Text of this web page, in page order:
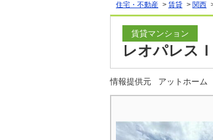
住宅・不動産 > 賃貸 > 関西
賃貸マンション
レオパレス
情報提供元 アットホーム